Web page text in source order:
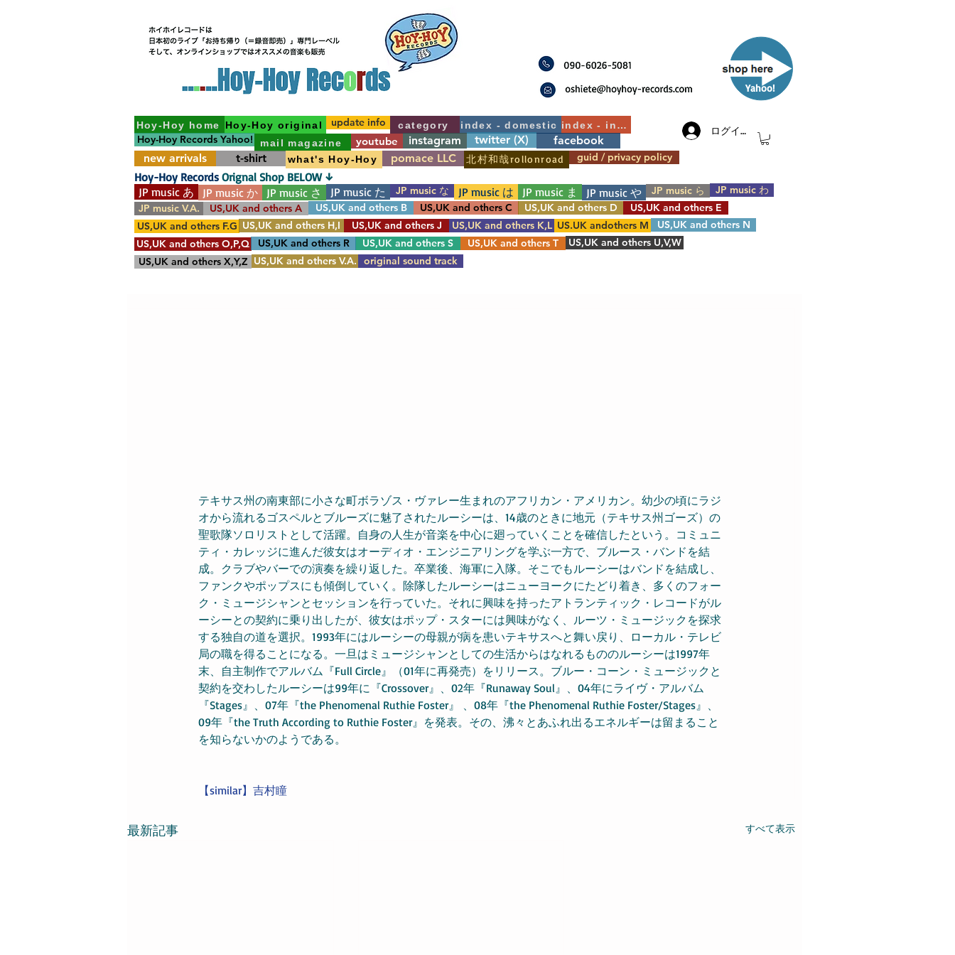
​Yahoo!
Hoy-Hoy home Hoy-Hoy original category index - domestic index - int'l
guid / privacy policy
Hoy-Hoy Records Yahoo! mail magazine youtube twitter (X)
instagram
new arrivals
t-shirt what's Hoy-Hoy pomace LLC 北村和哉rollonroad
facebook
ログイン
update info
JP music あ JP music か JP music さ JP music た JP music な JP music は JP music ま JP music や JP music ら
JP music わ
JP music V.A.
US,UK and others A US,UK and others B US,UK and others C US,UK and others D
US,UK and others E
US,UK and others F.G US,UK and others H,I US,UK and others J US,UK and others K,L
US,UK and others N
US,UK and others O,P,Q
US,UK and others S
US,UK and others R US,UK and others T
US,UK and others U,V,W
US,UK and others X,Y,Z US,UK and others V.A. original sound track
Hoy-Hoy Records Orignal Shop BELOW ↓
US.UK andothers M
テキサス州の南東部に小さな町ボラゾス・ヴァレー生まれのアフリカン・アメリカン。幼少の頃にラジ
オから流れるゴスペルとブルーズに魅了されたルーシーは、14歳のときに地元（テキサス州ゴーズ）の
聖歌隊ソロリストとして活躍。自身の人生が音楽を中心に廻っていくことを確信したという。コミュニ
ティ・カレッジに進んだ彼女はオーディオ・エンジニアリングを学ぶ一方で、ブルース・バンドを結
成。クラブやバーでの演奏を繰り返した。卒業後、海軍に入隊。そこでもルーシーはバンドを結成し、
ファンクやポップスにも傾倒していく。除隊したルーシーはニューヨークにたどり着き、多くのフォー
ク・ミュージシャンとセッションを行っていた。それに興味を持ったアトランティック・レコードがル
ーシーとの契約に乗り出したが、彼女はポップ・スターには興味がなく、ルーツ・ミュージックを探求
する独自の道を選択。1993年にはルーシーの母親が病を患いテキサスへと舞い戻り、ローカル・テレビ
局の職を得ることになる。一旦はミュージシャンとしての生活からはなれるもののルーシーは1997年
末、自主制作でアルバム『Full Circle』（01年に再発売）をリリース。ブルー・コーン・ミュージックと
契約を交わしたルーシーは99年に『Crossover』、02年『Runaway Soul』、04年にライヴ・アルバム
『Stages』、07年『the Phenomenal Ruthie Foster』 、08年『the Phenomenal Ruthie Foster/Stages』、
09年『the Truth According to Ruthie Foster』を発表。その、沸々とあふれ出るエネルギーは留まること
を知らないかのようである。
【similar】 吉村瞳
最新記事 すべて表示